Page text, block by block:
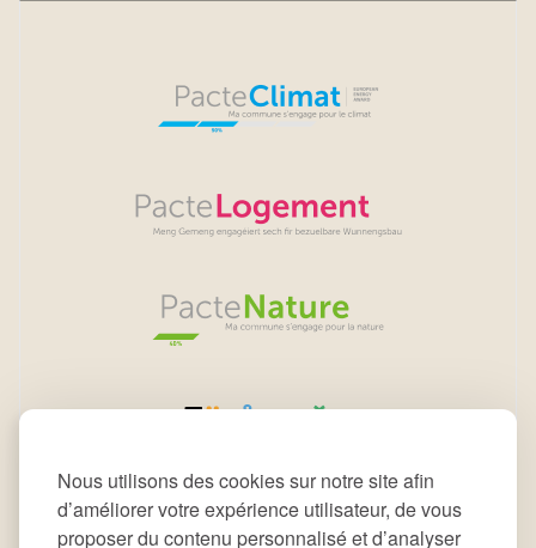
Nous utilisons des cookies sur notre site afin
d’améliorer votre expérience utilisateur, de vous
proposer du contenu personnalisé et d’analyser